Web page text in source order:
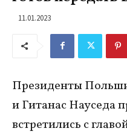
11.01.2023
Президенты
и Гитанас Науседа
встретились с